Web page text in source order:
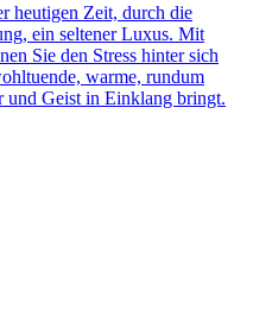
heutigen Zeit, durch die
ein seltener Luxus. Mit
Sie den Stress hinter sich
warme, rundum
und Geist in Einklang bringt.